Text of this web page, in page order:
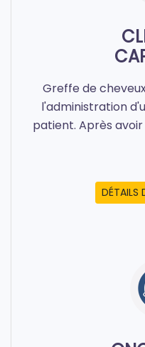
Greffe de
l'administration
patient. Après
DÉTAILS